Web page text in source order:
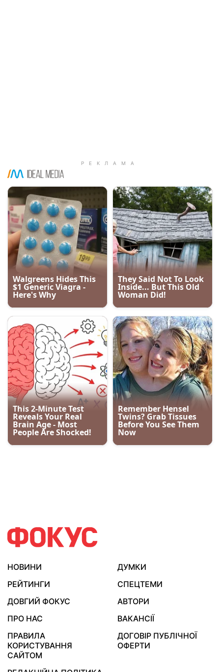
НОВИНИ
ДУМКИ
РЕЙТИНГИ
СПЕЦТЕМИ
ДОВГИЙ ФОКУС
АВТОРИ
ПРО НАС
ВАКАНСІЇ
ПРАВИЛА
КОРИСТУВАННЯ
САЙТОМ
ДОГОВІР ПУБЛІЧНОЇ
ОФЕРТИ